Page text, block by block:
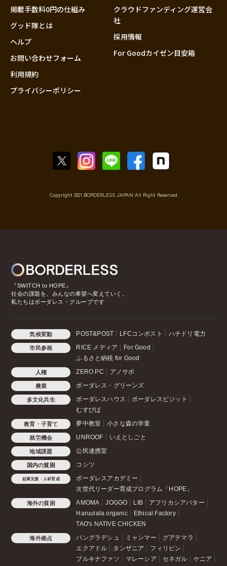
大分
掲載手数料0円の仕組み
グッド隊とは
ヘルプ
お問い合わせフォーム
利用規約
プライバシーポリシー
クラウドファンディング運営会
社
採用情報
For Goodカイゼン目安箱
Copyright 2021 BORDERLESS JAPAN All Right Reserved
『SWITCH to HOPE』
社会の課題を、みんなの希望へ変えていく。
私たちはボーダレス・グループです
気候変動 POST&POST LFCコンポスト ハチドリ電力
市民参画 RICE メディア
For Good
ふるさと納税 for Good
人権 ZERO PC アノサポ
農業 ボーダレス・グリーンズ
多文化共生 ボーダレスハウス
ボーダレスビジット
むすびば
教育・子育て 夢中教室 小さな森の学童
就労機会 UNROOF いえとしごと
地域課題 公民連携室
国内の貧困 コシツ
起業支援・人材育成
ボーダレスアカデミー
次世代リーダー育成プログラム「HOPE」
海外の貧困 AMOMA JOGGO LIB
アフリカシアバター
Haruulala organic
Ethical Factory
TAO's NATIVE CHICKEN
海外拠点 バングラデシュ ミャンマー
グアテマラ
エクアドル
タンザニア
フィリピン
ブルキナファソ
マレーシア セネガル ケニア